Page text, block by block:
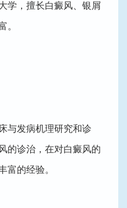
，擅长白癜风、银屑
。
发病机理研究和诊
的诊治，在对白癜风的
富的经验。